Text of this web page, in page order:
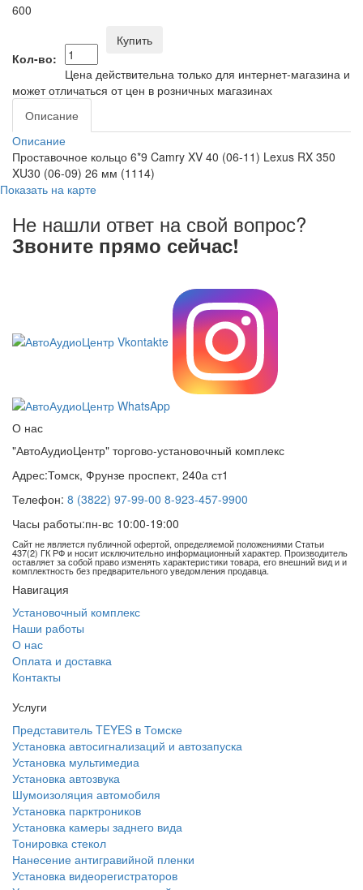
600
Кол-во:
Купить
Цена действительна только для интернет-магазина и
может отличаться от цен в розничных магазинах
Описание
Описание
Проставочное кольцо 6*9 Camry XV 40 (06-11) Lexus RX 350
XU30 (06-09) 26 мм (1114)
Показать на карте
Не нашли ответ на свой вопрос?
Звоните прямо сейчас!
О нас
"АвтоАудиоЦентр" торгово-установочный комплекс
Адрес:Томск, Фрунзе проспект, 240а ст1
Телефон: 8 (3822) 97-99-00 8-923-457-9900
Часы работы:пн-вс 10:00-19:00
Сайт не является публичной офертой, определяемой положениями Статьи
437(2) ГК РФ и носит исключительно информационный характер. Производитель
оставляет за собой право изменять характеристики товара, его внешний вид и и
комплектность без предварительного уведомления продавца.
Навигация
Установочный комплекс
Наши работы
О нас
Оплата и доставка
Контакты
Услуги
Представитель TEYES в Томске
Установка автосигнализаций и автозапуска
Установка мультимедиа
Установка автозвука
Шумоизоляция автомобиля
Установка парктроников
Установка камеры заднего вида
Тонировка стекол
Нанесение антигравийной пленки
Установка видеорегистраторов